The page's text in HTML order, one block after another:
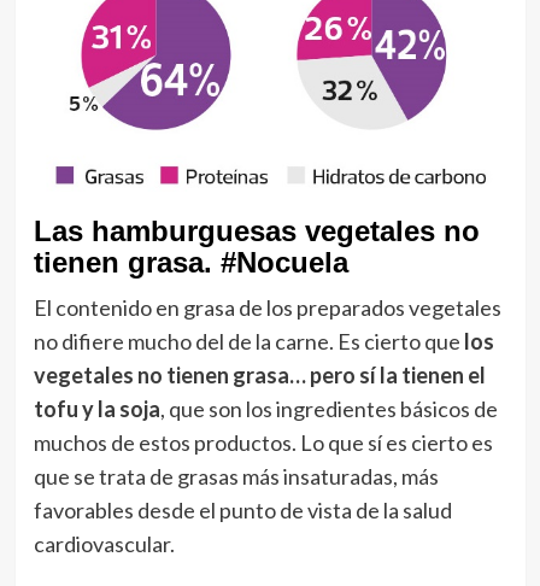
Las hamburguesas vegetales no
tienen grasa. #Nocuela
El contenido en grasa de los preparados vegetales
no difiere mucho del de la carne. Es cierto que los
vegetales no tienen grasa… pero sí la tienen el
tofu y la soja, que son los ingredientes básicos de
muchos de estos productos. Lo que sí es cierto es
que se trata de grasas más insaturadas, más
favorables desde el punto de vista de la salud
cardiovascular.